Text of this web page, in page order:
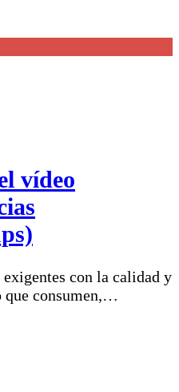
vídeo
con la calidad y
que consumen,…